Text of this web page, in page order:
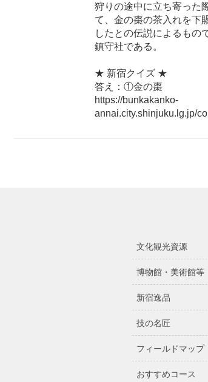
狩りの途中に立ち寄った
て、金の棗の茶入れを下
したとの伝説によるもの
鎮守社である。
★ 新宿クイズ ★
答え：①金の棗
https://bunkakanko-
annai.city.shinjuku.lg.jp/
文化観光資源
博物館・美術館等
新宿逸品
技の名匠
フィールドマップ
おすすめコース